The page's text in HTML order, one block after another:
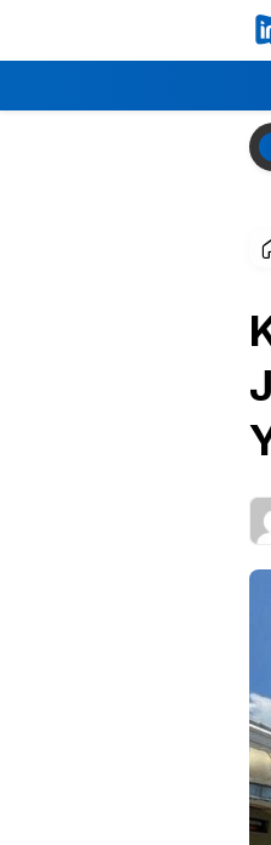
konten
Kembali Menguat, Pakar